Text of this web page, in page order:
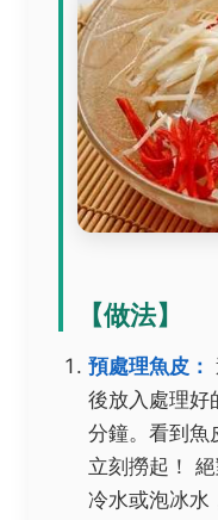
【做法】
預處理魚皮：
後放入處理好
分鐘。看到魚
立刻撈起！
冷水或泡冰水